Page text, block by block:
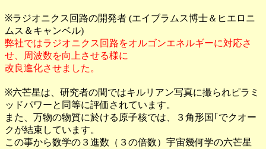
※ラジオニクス回路の開発者 (エイブラムス博士＆ヒエロニ
ムス＆キャンベル)
弊社ではラジオニクス回路をオルゴンエネルギーに対応さ
せ、周波数を向上させる様に
改良進化させました。
※六芒星は、研究者の間ではキルリアン写真に撮られピラミ
ッドパワーと同等に評価されています。
また、万物の物質に於ける原子核では、３角形国｢でクオー
クが結束しています。
この事から数学の３進数（３の倍数）宇宙幾何学の六芒星